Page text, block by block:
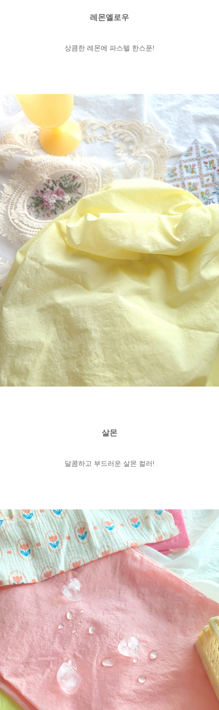
레몬옐로우
상큼한 레몬에 파스텔 한스푼!
살몬
달콤하고 부드러운 살몬 컬러!